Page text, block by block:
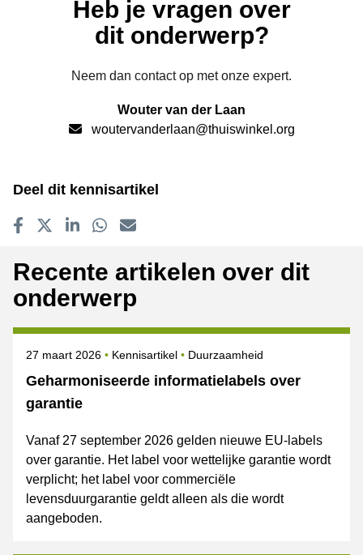
Heb je vragen over
dit onderwerp?
Neem dan contact op met onze expert.
Wouter van der Laan
woutervanderlaan@thuiswinkel.org
Deel dit kennisartikel
Recente artikelen over dit
onderwerp
Geharmoniseerde informatielabels over
garantie
Gepubliceerd op
27 maart 2026 Kennisartikel Onderwerpen
Duurzaamheid
Vanaf 27 september 2026 gelden nieuwe EU-labels
over garantie. Het label voor wettelijke garantie wordt
verplicht; het label voor commerciële
levensduurgarantie geldt alleen als die wordt
aangeboden.